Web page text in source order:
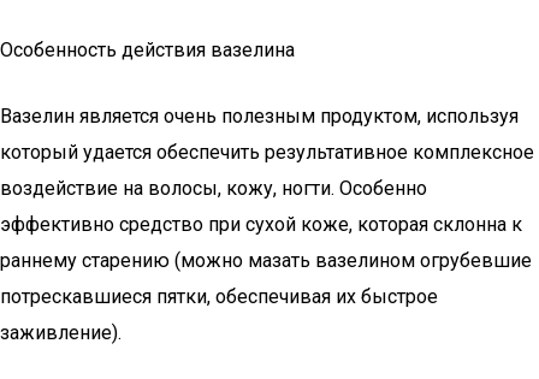
Особенность действия вазелина
Вазелин является очень полезным продуктом, используя
который удается обеспечить результативное комплексное
воздействие на волосы, кожу, ногти. Особенно
эффективно средство при сухой коже, которая склонна к
раннему старению (можно мазать вазелином огрубевшие
потрескавшиеся пятки, обеспечивая их быстрое
заживление).